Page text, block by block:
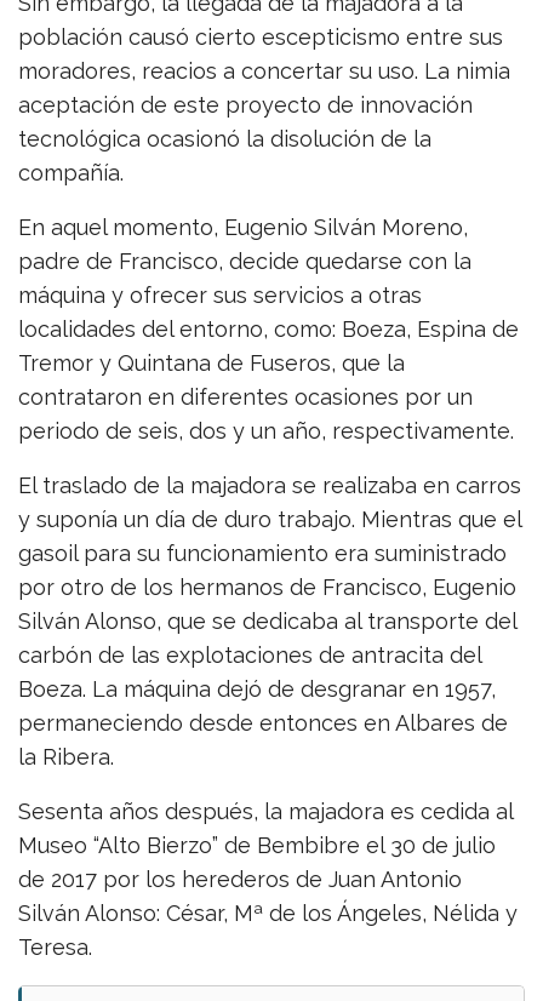
población causó cierto escepticismo entre sus
moradores, reacios a concertar su uso. La nimia
aceptación de este proyecto de innovación
tecnológica ocasionó la disolución de la
compañía.
En aquel momento, Eugenio Silván Moreno,
padre de Francisco, decide quedarse con la
máquina y ofrecer sus servicios a otras
localidades del entorno, como: Boeza, Espina de
Tremor y Quintana de Fuseros, que la
contrataron en diferentes ocasiones por un
periodo de seis, dos y un año, respectivamente.
El traslado de la majadora se realizaba en carros
y suponía un día de duro trabajo. Mientras que el
gasoil para su funcionamiento era suministrado
por otro de los hermanos de Francisco, Eugenio
Silván Alonso, que se dedicaba al transporte del
carbón de las explotaciones de antracita del
Boeza. La máquina dejó de desgranar en 1957,
permaneciendo desde entonces en Albares de
la Ribera.
Sesenta años después, la majadora es cedida al
Museo “Alto Bierzo” de Bembibre el 30 de julio
de 2017 por los herederos de Juan Antonio
Silván Alonso: César, Mª de los Ángeles, Nélida y
Teresa.